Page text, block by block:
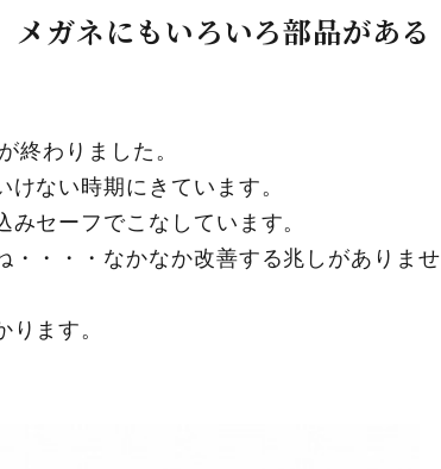
メガネにもいろいろ部品がある
終わりました。
ない時期にきています。
セーフでこなしています。
・・・なかなか改善する兆しがありませ
ます。